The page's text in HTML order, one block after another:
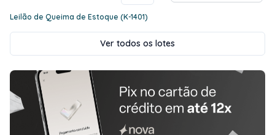
Leilão de Queima de Estoque (K-1401)
Ver todos os lotes